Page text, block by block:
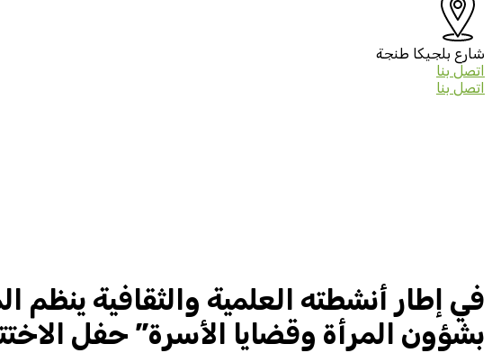
شارع بلجيكا طنجة
اتصل بنا
اتصل بنا
في إطار أنشطته العلمية والثقافية
بشؤون المرأة وقضايا الأسرة” حفل الاختتام